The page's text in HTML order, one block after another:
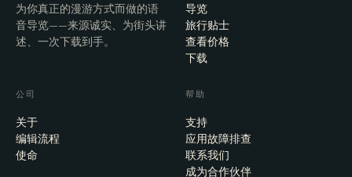
为你真正的漫游方式而做的语
音导览——来源诚实、为街头讲
述、一次下载到手。
导览
旅行贴士
查看价格
下载
公司
关于
编辑流程
使命
帮助
支持
应用故障排查
联系我们
成为合作伙伴